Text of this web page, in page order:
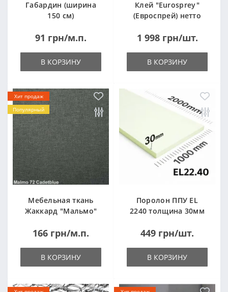
Габардин (ширина
150 см)
91 грн/м.п.
В КОРЗИНУ
Клей "Eurosprey"
(Евроспрей) нетто
1 998 грн/шт.
В КОРЗИНУ
Хит продаж
Популярный
Мебельная ткань
Жаккард "Мальмо"
166 грн/м.п.
В КОРЗИНУ
Поролон ППУ EL
2240 толщина 30мм
(1000x2000мм)
449 грн/шт.
В КОРЗИНУ